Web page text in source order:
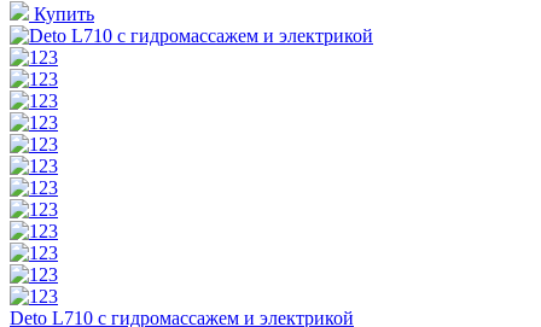
Купить
Deto L710 с гидромассажем и электрикой